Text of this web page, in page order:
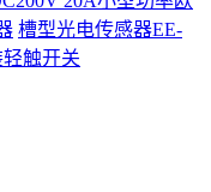
槽型光电传感器EE-
触开关